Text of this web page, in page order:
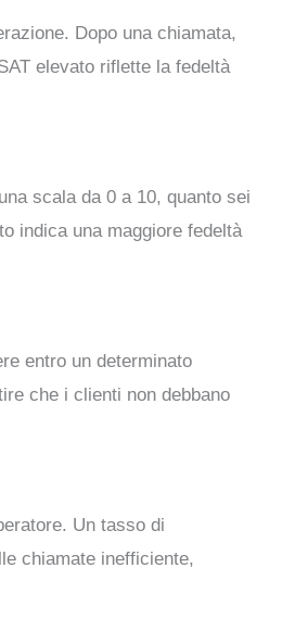
Dopo una chiamata,
elevato riflette la fedeltà
scala da 0 a 10, quanto sei
indica una maggiore fedeltà
entro un determinato
che i clienti non debbano
Un tasso di
chiamate inefficiente,